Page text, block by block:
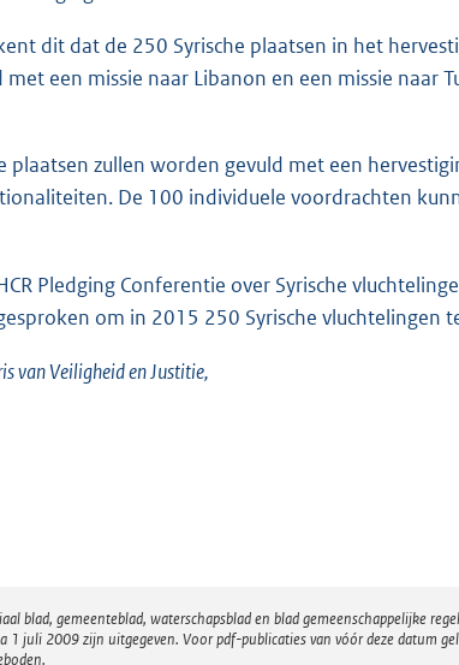
dit dat de 250 Syrische plaatsen in het
een missie naar Libanon en een missie naar
plaatsen zullen worden gevuld met een
De 100 individuele voordrachten
Pledging Conferentie over Syrische
om in 2015 250 Syrische vluchtelingen
van Veiligheid en Justitie,
blad, gemeenteblad, waterschapsblad en blad gemeenschappelijke
juli 2009 zijn uitgegeven. Voor pdf-publicaties van vóór deze datum